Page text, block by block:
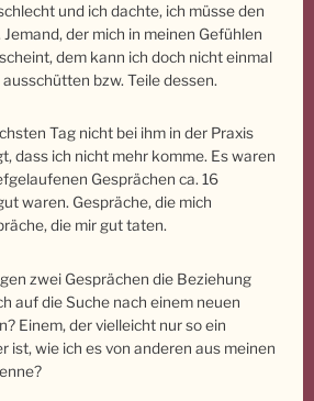
und ich dachte, ich müsse den
der mich in meinen Gefühlen
dem kann ich doch nicht einmal
bzw. Teile dessen.
Tag nicht bei ihm in der Praxis
dass ich nicht mehr komme. Es waren
Gesprächen ca. 16
waren. Gespräche, die mich
die mir gut taten.
zwei Gesprächen die Beziehung
auf die Suche nach einem neuen
Einem, der vielleicht nur so ein
ist, wie ich es von anderen aus meinen